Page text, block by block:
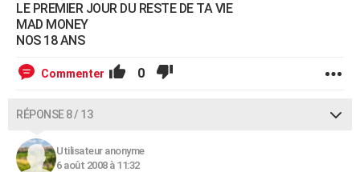
LE PREMIER JOUR DU RESTE DE TA VIE
MAD MONEY
NOS 18 ANS
Commenter 0
RÉPONSE 8 / 13
Utilisateur anonyme
6 août 2008 à 11:32